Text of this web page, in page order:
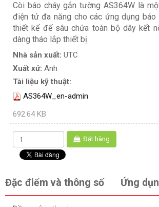
Còi báo cháy gắn tường AS364W là
điện tử đa năng cho các ứng dụng báo
thiết kế đế sâu chứa toàn bộ dây kết
dàng tháo lắp thiết bị
Nhà sản xuất: UTC
Xuất xứ: Anh
Tài liệu kỹ thuật:
AS364W_en-admin
692.64 KB
Đặt hàng
Đặc điểm và thông số Ứng